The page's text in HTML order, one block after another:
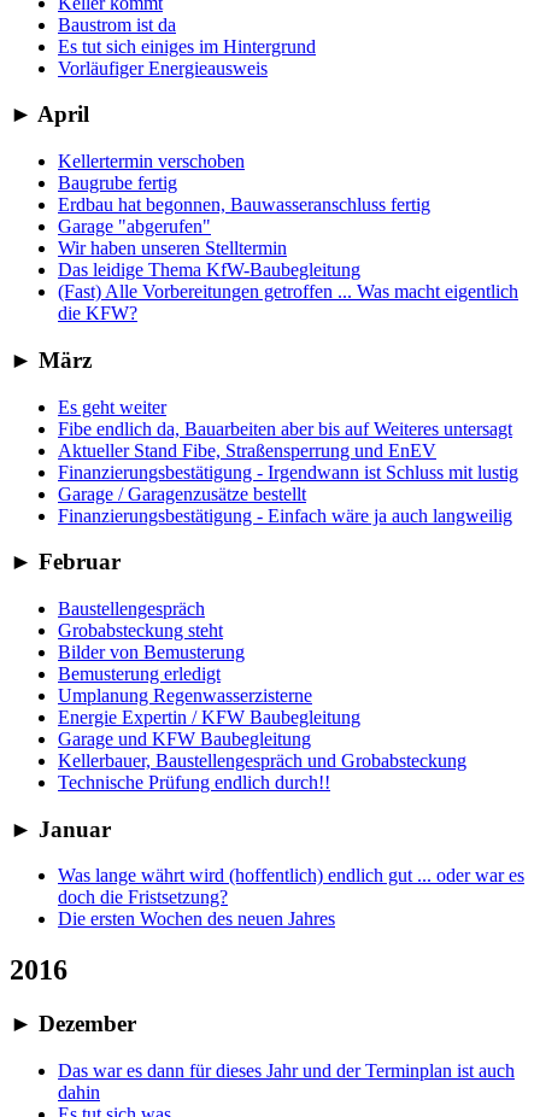
Baustrom ist da
Es tut sich einiges im Hintergrund
Vorläufiger Energieausweis
► April
Kellertermin verschoben
Baugrube fertig
Erdbau hat begonnen, Bauwasseranschluss fertig
Garage "abgerufen"
Wir haben unseren Stelltermin
Das leidige Thema KfW-Baubegleitung
(Fast) Alle Vorbereitungen getroffen ... Was macht eigentlich
die KFW?
► März
Es geht weiter
Fibe endlich da, Bauarbeiten aber bis auf Weiteres untersagt
Aktueller Stand Fibe, Straßensperrung und EnEV
Finanzierungsbestätigung - Irgendwann ist Schluss mit lustig
Garage / Garagenzusätze bestellt
Finanzierungsbestätigung - Einfach wäre ja auch langweilig
► Februar
Baustellengespräch
Grobabsteckung steht
Bilder von Bemusterung
Bemusterung erledigt
Umplanung Regenwasserzisterne
Energie Expertin / KFW Baubegleitung
Garage und KFW Baubegleitung
Kellerbauer, Baustellengespräch und Grobabsteckung
Technische Prüfung endlich durch!!
► Januar
Was lange währt wird (hoffentlich) endlich gut ... oder war es
doch die Fristsetzung?
Die ersten Wochen des neuen Jahres
2016
► Dezember
Das war es dann für dieses Jahr und der Terminplan ist auch
dahin